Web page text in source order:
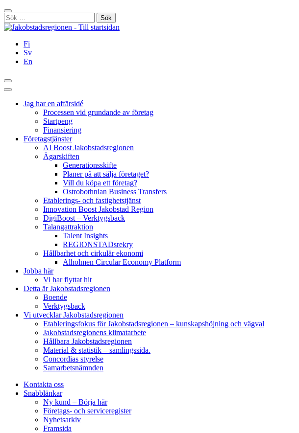
Hoppa
till
innehållet
Stäng
Sök
efter:
Fi
Sv
En
Sök
Huvudmeny
Jag har en affärsidé
Processen vid grundande av företag
Startpeng
Finansiering
Företagstjänster
AI Boost Jakobstadsregionen
Ägarskiften
Generationsskifte
Planer på att sälja företaget?
Vill du köpa ett företag?
Ostrobothnian Business Transfers
Etablerings- och fastighetstjänst
Innovation Boost Jakobstad Region
DigiBoost – Verktygsback
Talangattraktion
Talent Insights
REGIONSTADsrekry
Hållbarhet och cirkulär ekonomi
Alholmen Circular Economy Platform
Jobba här
Vi har flyttat hit
Detta är Jakobstadsregionen
Boende
Verktygsback
Vi utvecklar Jakobstadsregionen
Etableringsfokus för Jakobstadsregionen – kunskapshöjning och vägval
Jakobstadsregionens klimatarbete
Hållbara Jakobstadsregionen
Material & statistik – samlingssida.
Concordias styrelse
Samarbetsnämnden
Kontakta oss
Snabblänkar
Ny kund – Börja här
Företags- och serviceregister
Nyhetsarkiv
Framsida